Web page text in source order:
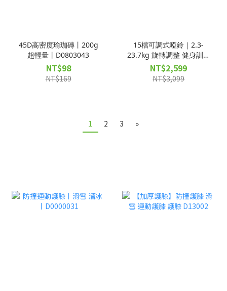
45D高密度瑜珈磚丨200g
超輕量丨D0803043
NT$98
NT$169
15檔可調式啞鈴｜2.3-
23.7kg 旋轉調整 健身訓練
舉重訓練｜D83001
NT$2,599
NT$3,099
1 2 3 »